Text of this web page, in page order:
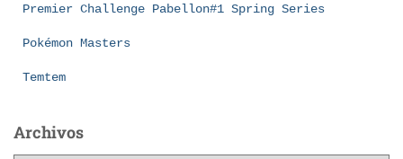
Premier Challenge Pabellon#1 Spring Series
Pokémon Masters
Temtem
Archivos